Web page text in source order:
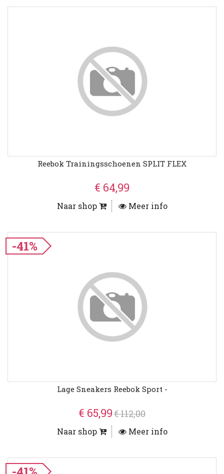
Reebok Trainingsschoenen SPLIT FLEX
€ 64,99
Naar shop Meer info
-41%
Lage Sneakers Reebok Sport -
€ 65,99€ 112,00
Naar shop Meer info